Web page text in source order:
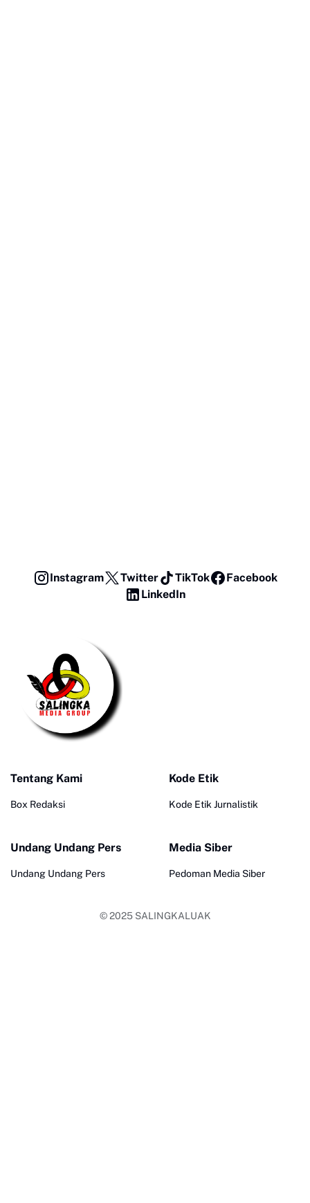
Instagram Twitter TikTok
Facebook
LinkedIn
Tentang Kami
Box Redaksi
Kode Etik
Kode Etik Jurnalistik
Undang Undang Pers
Undang Undang Pers
Media Siber
Pedoman Media Siber
© 2025 SALINGKALUAK